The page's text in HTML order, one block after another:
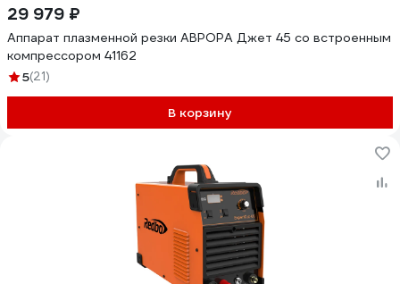
29 979 ₽
Аппарат плазменной резки АВРОРА Джет 45 со встроенным
компрессором 41162
5(21)
В корзину